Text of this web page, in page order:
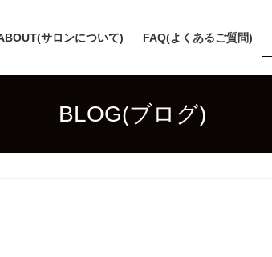
サロンについて) FAQ(よくあるご質問)
BLOG(ブログ)